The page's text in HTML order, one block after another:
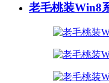
老毛桃装Win8